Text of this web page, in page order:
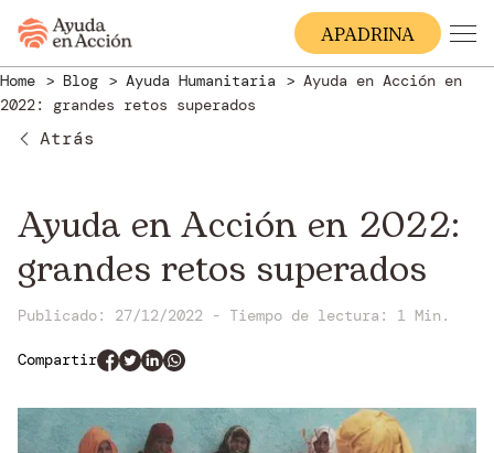
APADRINA
Home Blog Ayuda Humanitaria
Ayuda en Acción en
2022: grandes retos superados
Atrás
Ayuda en Acción en 2022:
grandes retos superados
Publicado: 27/12/2022 - Tiempo de lectura: 1 Min.
Compartir